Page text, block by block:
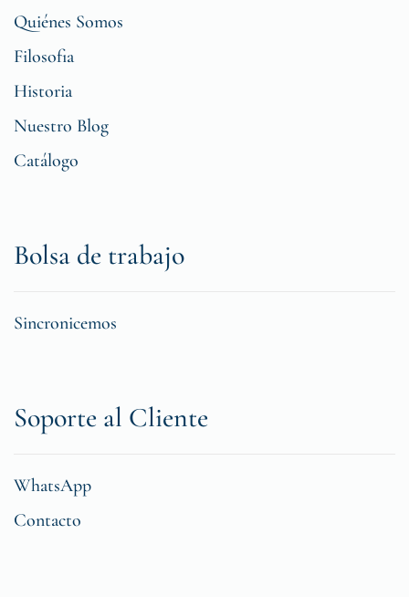
Quiénes Somos
Filosofia
Historia
Nuestro Blog
Catálogo
Bolsa de trabajo
Sincronicemos
Soporte al Cliente
WhatsApp
Contacto